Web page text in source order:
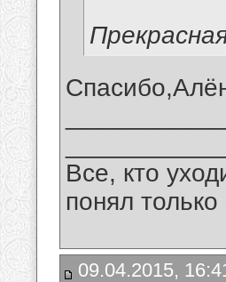
Все, кто
понял
09.04.2015,